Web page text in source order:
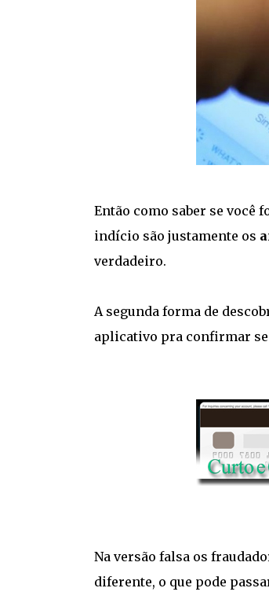
Então como saber se você
indício são justamente os
verdadeiro.
A segunda forma de
aplicativo pra confirmar
Na versão falsa os
diferente, o que pode